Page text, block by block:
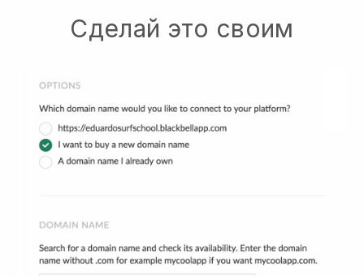
Сделай это своим